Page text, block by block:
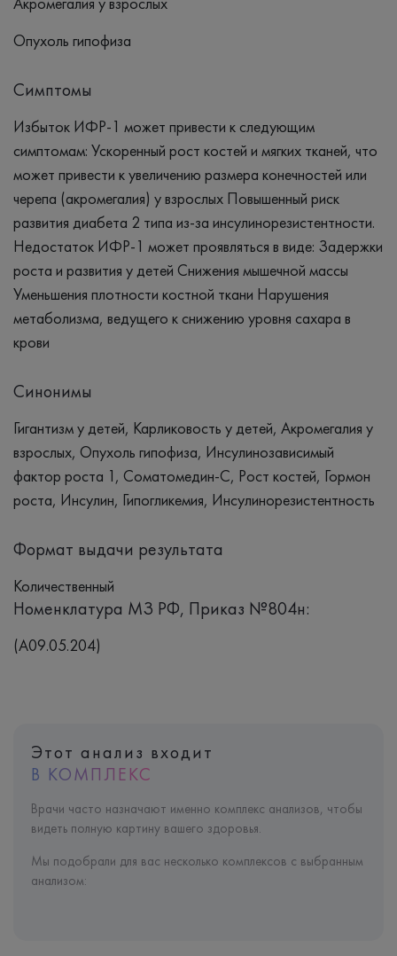
Опухоль гипофиза
Симптомы
Избыток ИФР-1 может привести к следующим
симптомам: Ускоренный рост костей и мягких тканей, что
может привести к увеличению размера конечностей или
черепа (акромегалия) у взрослых Повышенный риск
развития диабета 2 типа из-за инсулинорезистентности.
Недостаток ИФР-1 может проявляться в виде: Задержки
роста и развития у детей Снижения мышечной массы
Уменьшения плотности костной ткани Нарушения
метаболизма, ведущего к снижению уровня сахара в
крови
Синонимы
Гигантизм у детей, Карликовость у детей, Акромегалия у
взрослых, Опухоль гипофиза, Инсулинозависимый
фактор роста 1, Соматомедин-С, Рост костей, Гормон
роста, Инсулин, Гипогликемия, Инсулинорезистентность
Формат выдачи результата
Количественный
Номенклатура МЗ РФ, Приказ №804н:
(A09.05.204)
Этот анализ входит
В КОМПЛЕКС
Врачи часто назначают именно комплекс анализов, чтобы
видеть полную картину вашего здоровья.
Мы подобрали для вас несколько комплексов с выбранным
анализом: